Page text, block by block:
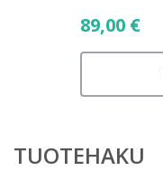
89,00 €
TUOTEHAKU